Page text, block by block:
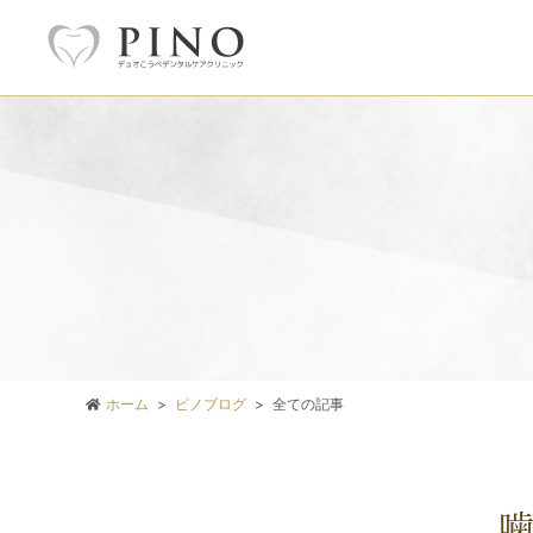
ホーム ピノブログ 全ての記事